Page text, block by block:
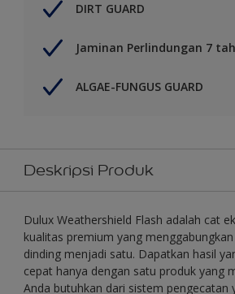
DIRT GUARD
Jaminan Perlindungan 7
ALGAE-FUNGUS GUARD
Deskripsi Produk
Dulux Weathershield Flash adalah cat
kualitas premium yang
dinding menjadi satu. Dapatkan hasil
cepat hanya dengan satu produk yang
Anda butuhkan dari sistem pengecatan